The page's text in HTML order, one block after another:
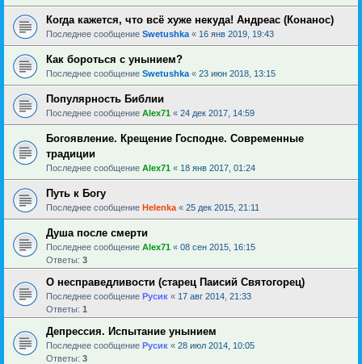
Когда кажется, что всё хуже некуда! Андреас (Конанос)
Последнее сообщение Swetushka « 16 янв 2019, 19:43
Как бороться с унынием?
Последнее сообщение Swetushka « 23 июн 2018, 13:15
Популярность Библии
Последнее сообщение Alex71 « 24 дек 2017, 14:59
Богоявление. Крещение Господне. Современные
традиции
Последнее сообщение Alex71 « 18 янв 2017, 01:24
Путь к Богу
Последнее сообщение Helenka « 25 дек 2015, 21:11
Душа после смерти
Последнее сообщение Alex71 « 08 сен 2015, 16:15
Ответы: 3
О несправедливости (старец Паисий Святогорец)
Последнее сообщение Русик « 17 авг 2014, 21:33
Ответы: 1
Депрессия. Испытание унынием
Последнее сообщение Русик « 28 июл 2014, 10:05
Ответы: 3